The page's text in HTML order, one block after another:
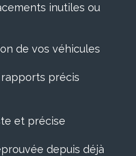
inutiles ou
de vos véhicules
précis
et précise
depuis déjà